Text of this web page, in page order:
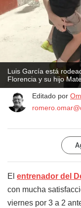
Luis García está
Florencia y su hijo
Editado por
El entrenador del
con mucha
viernes por 3 a 2